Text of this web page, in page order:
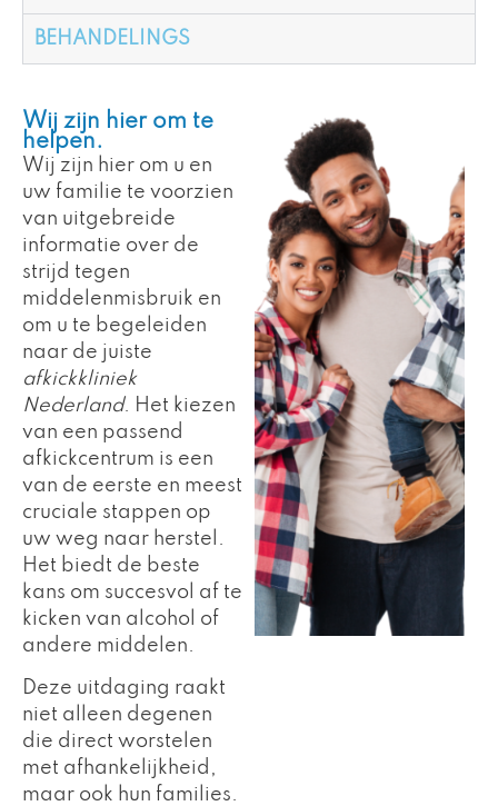
BEHANDELINGS
Wij zijn hier om te
helpen.
Wij zijn hier om u en
uw familie te voorzien
van uitgebreide
informatie over de
strijd tegen
middelenmisbruik en
om u te begeleiden
naar de juiste
afkickkliniek
Nederland. Het kiezen
van een passend
afkickcentrum is een
van de eerste en meest
cruciale stappen op
uw weg naar herstel.
Het biedt de beste
kans om succesvol af te
kicken van alcohol of
andere middelen.
Deze uitdaging raakt
niet alleen degenen
die direct worstelen
met afhankelijkheid,
maar ook hun families.